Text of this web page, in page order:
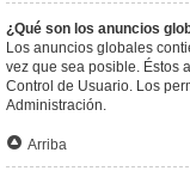
¿Qué son los anuncios
Los anuncios globales
vez que sea posible. Éstos
Control de Usuario. Los
Administración.
Arriba